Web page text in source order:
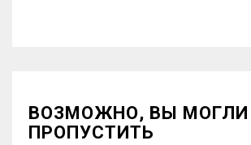
ВОЗМОЖНО, ВЫ МОГЛИ
ПРОПУСТИТЬ